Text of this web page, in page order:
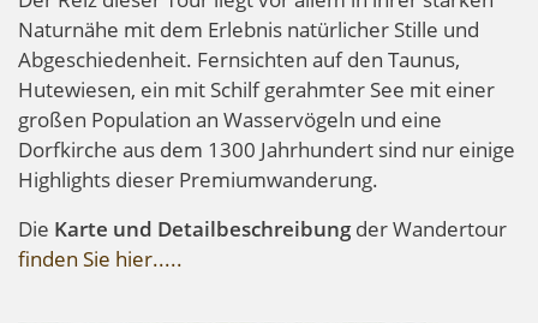
Naturnähe mit dem Erlebnis natürlicher Stille und
Abgeschiedenheit. Fernsichten auf den Taunus,
Hutewiesen, ein mit Schilf gerahmter See mit einer
großen Population an Wasservögeln und eine
Dorfkirche aus dem 1300 Jahrhundert sind nur einige
Highlights dieser Premiumwanderung.
Die Karte und Detailbeschreibungder Wandertour
finden Sie hier.....